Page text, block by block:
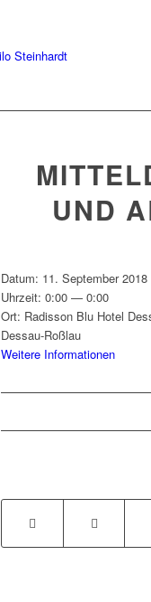
UND
Datum: 11. Sep­tem­ber 2018
Uhrzeit: 0:00 — 0:00
Ort: Radis­son Blu Hotel
Dessau-Roßlau
Weit­ere Informationen